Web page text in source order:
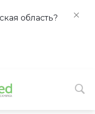
область?